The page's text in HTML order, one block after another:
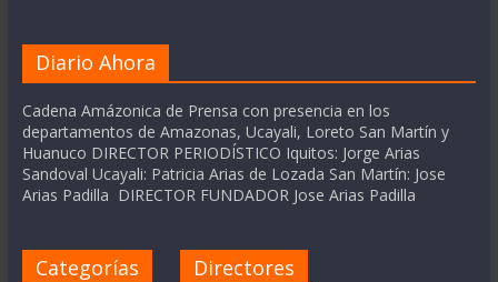
Diario Ahora
Cadena Amázonica de Prensa con presencia en los
departamentos de Amazonas, Ucayali, Loreto San Martín y
Huanuco DIRECTOR PERIODÍSTICO Iquitos: Jorge Arias
Sandoval Ucayali: Patricia Arias de Lozada San Martín: Jose
Arias Padilla DIRECTOR FUNDADOR Jose Arias Padilla
Categorías Directores